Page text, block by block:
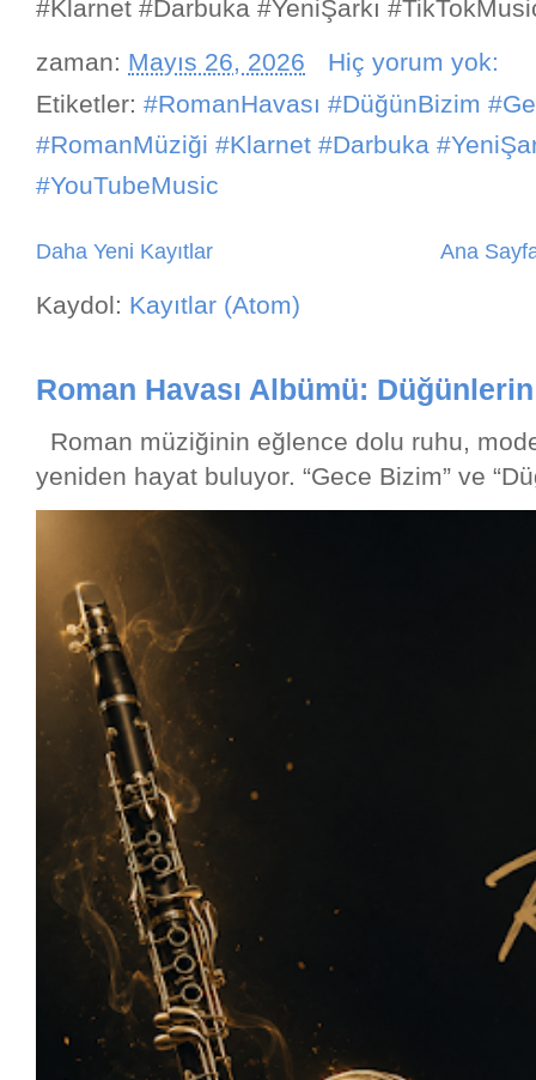
#Klarnet #Darbuka #YeniŞarkı
zaman: Mayıs 26, 2026
Hiç yorum yok:
Etiketler: #RomanHavası #DüğünBizim
#RomanMüziği #Klarnet #Darbuka
#YouTubeMusic
Daha Yeni Kayıtlar Ana
Kaydol: Kayıtlar (Atom)
Roman Havası Albümü:
Roman müziğinin eğlence dolu ruhu,
yeniden hayat buluyor. “Gece Bizim” ve